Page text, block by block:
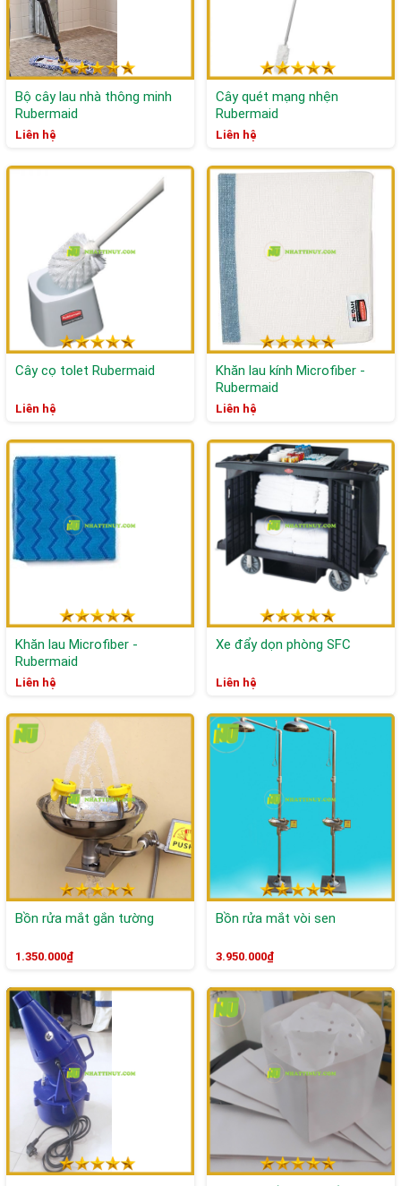
Bộ cây lau nhà thông minh
Rubermaid
Liên hệ
Cây quét mạng nhện
Rubermaid
Liên hệ
Cây cọ tolet Rubermaid
Liên hệ
Khăn lau kính Microfiber -
Rubermaid
Liên hệ
Khăn lau Microfiber -
Rubermaid
Liên hệ
Xe đẩy dọn phòng SFC
Liên hệ
Bồn rửa mắt gắn tường
1.350.000₫
Bồn rửa mắt vòi sen
3.950.000₫